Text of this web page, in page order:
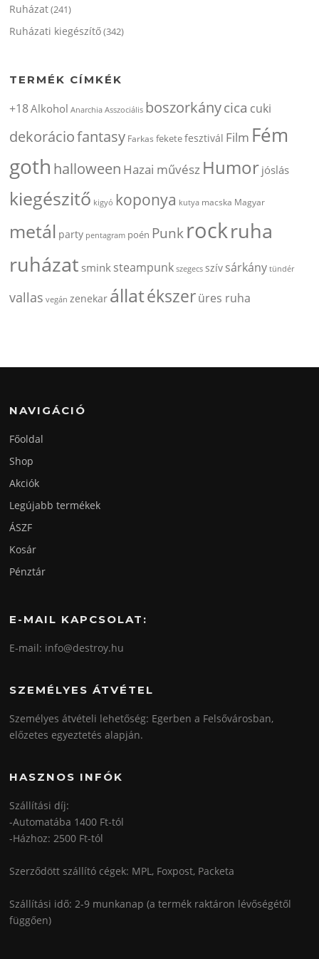
Ruházat(241)
Ruházati kiegészítő(342)
TERMÉK CÍMKÉK
+18Alkohol Anarchia Asszociális boszorkánycica cuki
dekoráciofantasy Farkas feketefesztivál Film Fém
goth halloween Hazai művész Humor jóslás
kiegészitő kigyó koponya kutya macska Magyar
metál party pentagram poén Punkrockruha
ruházat smink steampunk szegecs szív sárkány tündér
vallas vegán zenekar állatékszerüres ruha
NAVIGÁCIÓ
Főoldal
Shop
Akciók
Legújabb termékek
ÁSZF
Kosár
Pénztár
E-MAIL KAPCSOLAT:
E-mail: info@destroy.hu
SZEMÉLYES ÁTVÉTEL
Személyes átvételi lehetőség: Egerben a Felsővárosban,
előzetes egyeztetés alapján.
HASZNOS INFÓK
Szállítási díj:
-Automatába 1400 Ft-tól
-Házhoz: 2500 Ft-tól
Szerződött szállító cégek: MPL, Foxpost, Packeta
Szállítási idő: 2-9 munkanap (a termék raktáron lévőségétől
függően)